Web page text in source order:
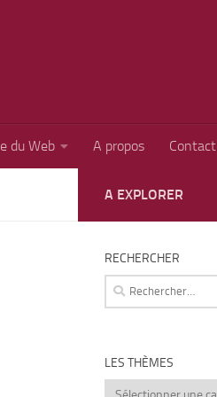
du Web A propos Contact
A EXPLORER
RECHERCHER
Rechercher :
LES THÈMES
Les